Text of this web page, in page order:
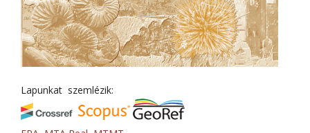
Lapunkat szemlézik: